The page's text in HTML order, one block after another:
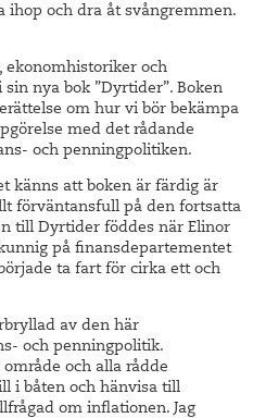
ihop och dra åt svångremmen.
ekonomhistoriker och
nya bok ”Dyrtider”. Boken
om hur vi bör bekämpa
med det rådande
och penningpolitiken.
känns att boken är färdig är
förväntansfull på den fortsatta
till Dyrtider föddes när Elinor
på finansdepartementet
ta fart för cirka ett och
av den här
och penningpolitik.
och alla rådde
i båten och hänvisa till
om inflationen. Jag